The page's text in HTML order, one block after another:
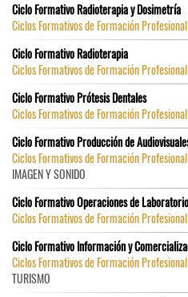
Ciclo Formativo Radioterapia y Dosimetría
Ciclos Formativos de Formación
Ciclo Formativo Radioterapia
Ciclos Formativos de Formación
Ciclo Formativo Prótesis Dentales
Ciclos Formativos de Formación
Ciclo Formativo Producción de
Ciclos Formativos de Formación
IMAGEN Y SONIDO
Ciclo Formativo Operaciones de Laboratorio
Ciclos Formativos de Formación
Ciclo Formativo Información y
Ciclos Formativos de Formación
TURISMO